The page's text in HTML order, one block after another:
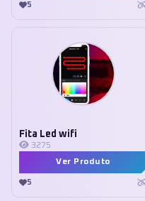
5
Fita Led wifi
3275
Ver Produto
5